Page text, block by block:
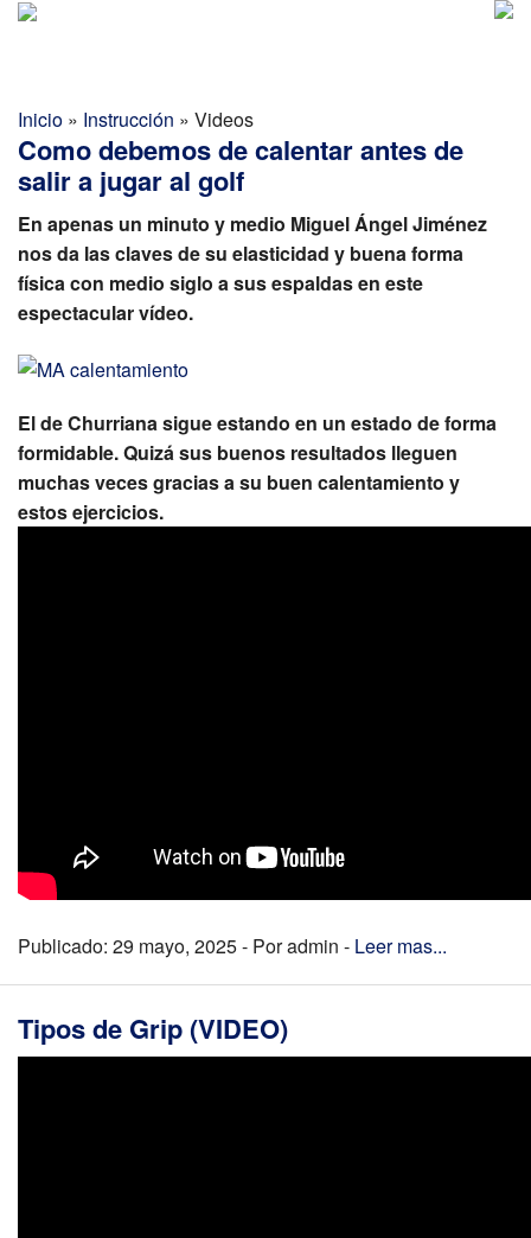
Noticias
Categorias
Inicio » Instrucción » Videos
Como debemos de calentar antes de
salir a jugar al golf
En apenas un minuto y medio Miguel Ángel Jiménez
nos da las claves de su elasticidad y buena forma
física con medio siglo a sus espaldas en este
espectacular vídeo.
El de Churriana sigue estando en un estado de forma
formidable. Quizá sus buenos resultados lleguen
muchas veces gracias a su buen calentamiento y
estos ejercicios.
Publicado: 29 mayo, 2025 - Por admin - Leer mas...
Tipos de Grip (VIDEO)